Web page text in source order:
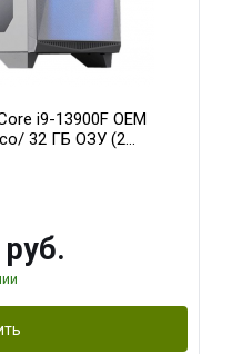
i9-13900F OEM
32 ГБ ОЗУ (2
OC 16GB GDDR7